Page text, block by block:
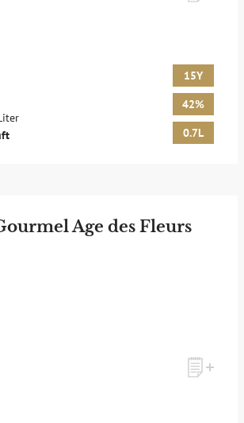
15Y
42%
0.7L
Age des Fleurs